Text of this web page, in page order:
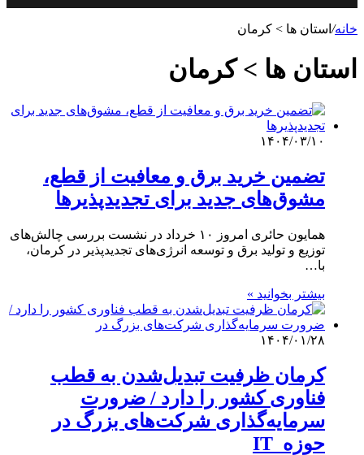
خانه/ استان ها > کرمان
استان ها > کرمان
۱۴۰۴/۰۳/۱۰
تضمین خرید برق و معافیت از قطع،
مشوق‌های جدید برای تجدیدپذیرها
همایون حائری امروز ۱۰ خرداد در نشست بررسی چالش‌های
توزیع و تولید برق و توسعه انرژی‌های تجدیدپذیر در کرمان،
با…
بیشتر بخوانید »
۱۴۰۴/۰۱/۲۸
کرمان ظرفیت تبدیل‌شدن به قطب
فناوری کشور را دارد / ضرورت
سرمایه‌گذاری شرکت‌های بزرگ در
حوزه IT